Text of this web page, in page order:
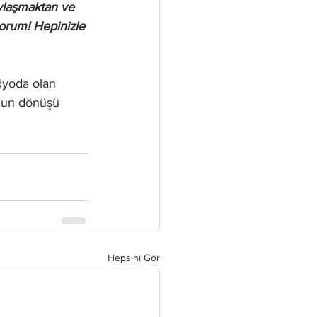
ve
Hepinizle
olan
dönüşü
Hepsini Gör